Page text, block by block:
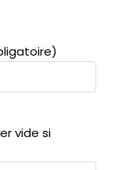
vide si